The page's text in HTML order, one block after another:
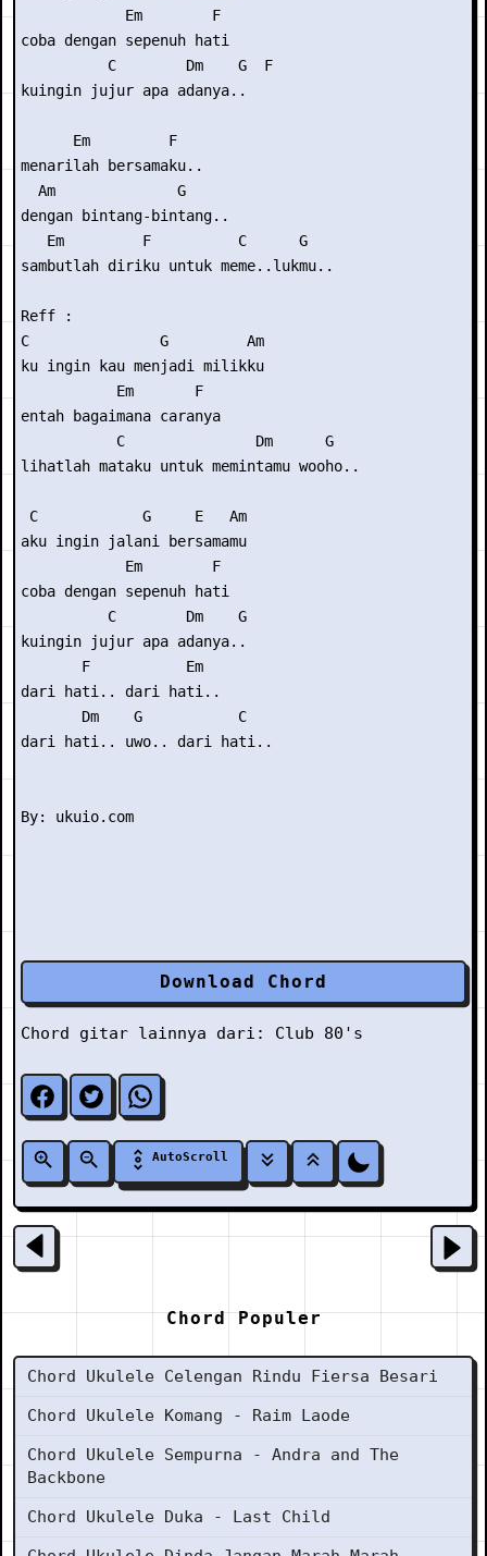
            Em        F
coba dengan sepenuh hati
          C        Dm    G  F
kuingin jujur apa adanya..
      Em         F
menarilah bersamaku..
  Am              G
dengan bintang-bintang..
   Em         F          C      G
sambutlah diriku untuk meme..lukmu..
Reff :
C               G         Am
ku ingin kau menjadi milikku
           Em       F
entah bagaimana caranya
           C               Dm      G
lihatlah mataku untuk memintamu wooho..
C            G     E   Am
aku ingin jalani bersamamu
            Em        F
coba dengan sepenuh hati
          C        Dm    G
kuingin jujur apa adanya..
       F           Em
dari hati.. dari hati..
       Dm    G           C
dari hati.. uwo.. dari hati..
Download Chord
Chord gitar lainnya dari: Club 80's
AutoScroll
Chord Populer
Chord Ukulele Celengan Rindu Fiersa Besari
Chord Ukulele Komang - Raim Laode
Chord Ukulele Sempurna - Andra and The
Backbone
Chord Ukulele Duka - Last Child